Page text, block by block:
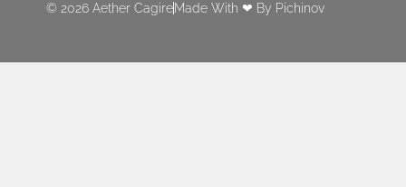
© 2026 Aether Cagire Made With ❤ By Pichinov